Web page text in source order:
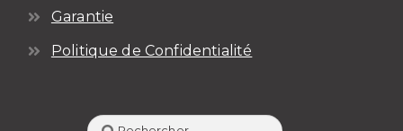
Garantie
Politique de Confidentialité
Rechercher :